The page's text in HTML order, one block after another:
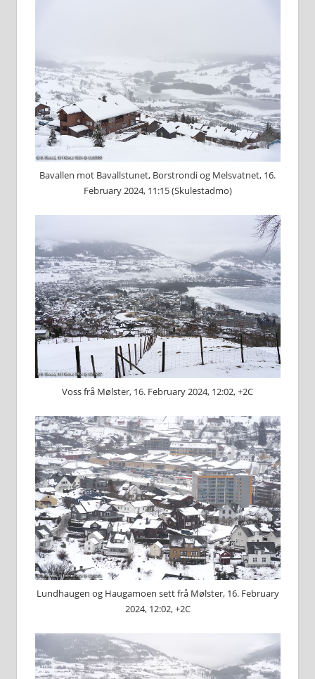
Bavallen mot Bavallstunet, Borstrondi og Melsvatnet, 16.
February 2024, 11:15 (Skulestadmo)
Voss frå Mølster, 16. February 2024, 12:02, +2C
Lundhaugen og Haugamoen sett frå Mølster, 16. February
2024, 12:02, +2C